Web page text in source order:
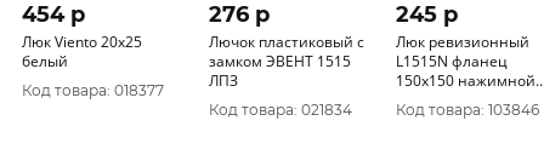
454 p
Люк Viento 20х25
белый
Код товара: 018377
276 p
Лючок пластиковый с
замком ЭВЕНТ 1515
ЛПЗ
Код товара: 021834
245 p
Люк ревизионный
L1515N фланец
150х150 нажимной
172х172 пластик
ERA уп.34/1шт.
Код товара: 103846